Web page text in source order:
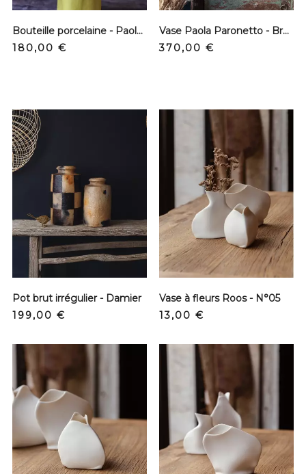
Bouteille porcelaine - Paola Paronetto - Limone
Prix
180,00 €
Vase Paola Paronetto - Brun clair - Grand modèle
Prix
370,00 €
Pot brut irrégulier - Damier
Prix
199,00 €
Vase à fleurs Roos - N°05
Prix
13,00 €